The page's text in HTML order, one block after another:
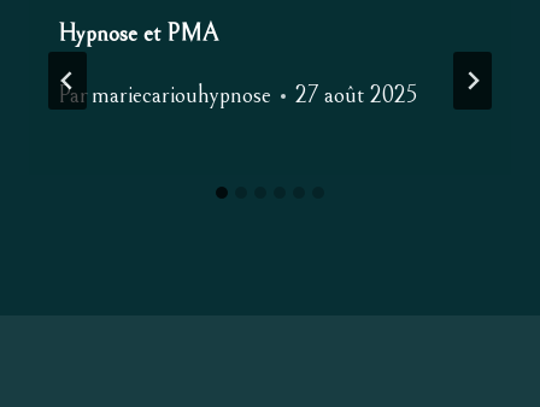
Hypnose et PMA
Parmariecariouhypnose 27 août 2025